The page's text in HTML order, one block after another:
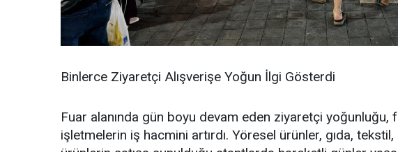
Binlerce Ziyaretçi Alışverişe Yoğun İlgi Gösterdi
Fuar alanında gün boyu devam eden ziyaretçi
işletmelerin iş hacmini artırdı. Yöresel ürünler, gıda,